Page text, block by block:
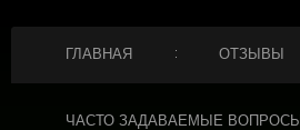
ГЛАВНАЯ ОТЗЫВЫ
ЧАСТО ЗАДАВАЕМЫЕ ВОПРОСЫ